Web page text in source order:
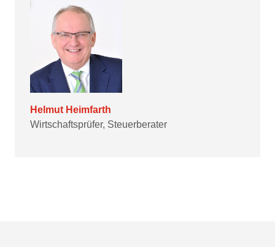
Helmut Heimfarth
Wirtschaftsprüfer, Steuerberater